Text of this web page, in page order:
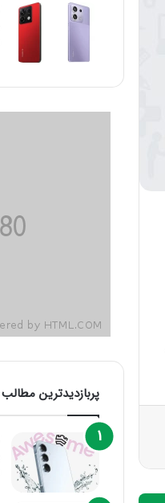
پربازدیدترین مطالب